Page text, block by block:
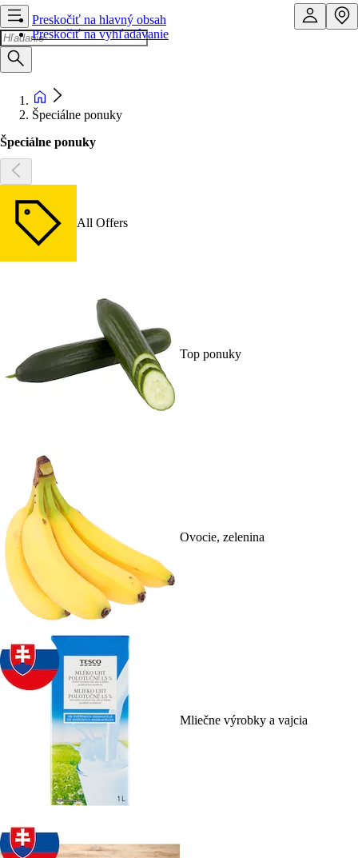
Preskočiť na hlavný obsah
Preskočiť na vyhľadávanie
Špeciálne ponuky
Špeciálne ponuky
All Offers
Top ponuky
Ovocie, zelenina
Mliečne výrobky a vajcia